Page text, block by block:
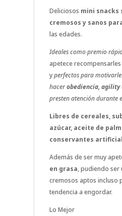
Deliciosos mini snacks
cremosos y sanos
las edades.
Ideales como premio
apetece
yperfectos para
hacerobediencia, agility
presten atención durante
Libres de cereales,
azúcar, aceite de
conservantes
Además de ser muy
en grasa, pudiendo ser
cremosos aptos incluso
tendencia a engordar.
Lo Mejor